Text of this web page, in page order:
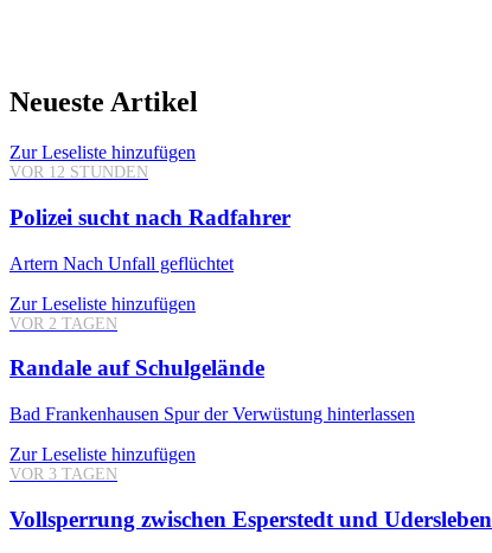
Neueste Artikel
Zur Leseliste hinzufügen
VOR 12 STUNDEN
Polizei sucht nach Radfahrer
Artern Nach Unfall geflüchtet
Zur Leseliste hinzufügen
VOR 2 TAGEN
Randale auf Schulgelände
Bad Frankenhausen Spur der Verwüstung hinterlassen
Zur Leseliste hinzufügen
VOR 3 TAGEN
Vollsperrung zwischen Esperstedt und Udersleben